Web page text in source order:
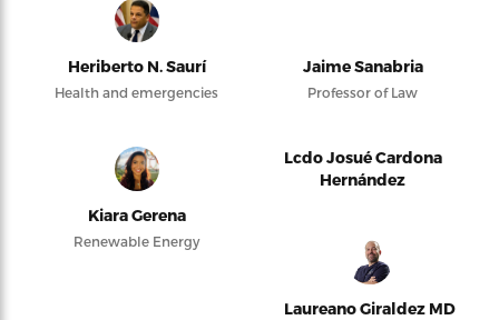
Heriberto N. Saurí
Health and emergencies
Jaime Sanabria
Professor of Law
Kiara Gerena
Renewable Energy
Lcdo Josué Cardona
Hernández
Laureano Giraldez MD